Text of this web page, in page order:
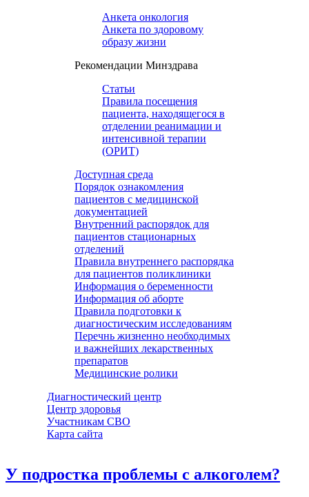
Анкета онкология
Анкета по здоровому
образу жизни
Рекомендации Минздрава
Статьи
Правила посещения
пациента, находящегося в
отделении реанимации и
интенсивной терапии
(ОРИТ)
Доступная среда
Порядок ознакомления
пациентов с медицинской
документацией
Внутренний распорядок для
пациентов стационарных
отделений
Правила внутреннего распорядка
для пациентов поликлиники
Информация о беременности
Информация об аборте
Правила подготовки к
диагностическим исследованиям
Перечнь жизненно необходимых
и важнейших лекарственных
препаратов
Медицинские ролики
Диагностический центр
Центр здоровья
Участникам СВО
Карта сайта
У подростка проблемы с алкоголем?